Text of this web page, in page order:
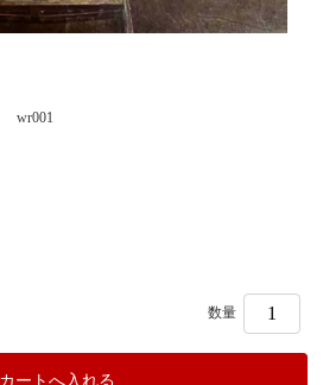
wr001
数量